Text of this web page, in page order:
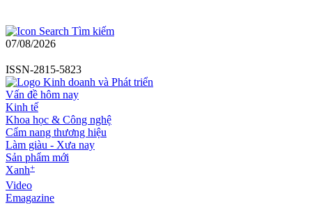
Tìm kiếm
07/08/2026
ISSN-2815-5823
Vấn đề hôm nay
Kinh tế
Khoa học & Công nghệ
Cẩm nang thương hiệu
Làm giàu - Xưa nay
Sản phẩm mới
Xanh+
Video
Emagazine